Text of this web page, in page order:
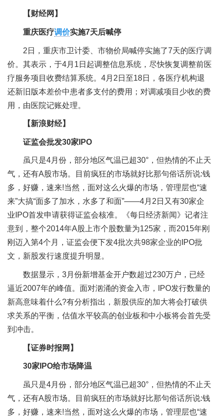
【财经网】
重庆医疗调价实施7天后喊停
2日，重庆市卫计委、市物价局喊停实施了7天的医疗调
价。其表示，于4月1日起调整信息系统，尽快恢复调整前医
疗服务项目收费结算系统。4月2日至18日，各医疗机构退
还新旧版本差价中患者多支付的费用；对调减项目少收的费
用，由医院记账处理。
【新浪财经】
证监会批发30家IPO
虽只是4月份，部分地区气温已超30°，但热情的不止天
气，还有A股市场。目前疯狂的市场就好比那句俗话所说:钱
多，好赚，速来!当然，面对这么火爆的市场，管理层也“速
来”大搞“面多了加水，水多了和面”——4月2日又有30家企
业IPO首发申请获得证监会核准。《每日经济新闻》记者注
意到，整个2014年A股上市个股数量为125家，而2015年刚
刚迈入第4个月，证监会便下发4批次共98家企业的IPO批
文，新股发行速度提升明显。
数据显示，3月份新增基金开户数超过230万户，已经
逼近2007年的峰值。面对汹涌的资金入市，IPO发行数量的
新高意味着什么?有分析指出，新股供应的加大将会打破供
求关系的平衡，估值水平较高的创业板和中小板将会首先受
到冲击。
【证券时报网】
30家IPO给市场降温
虽只是4月份，部分地区气温已超30°，但热情的不止天
气，还有A股市场。目前疯狂的市场就好比那句俗话所说:钱
多，好赚，速来!当然，面对这么火爆的市场，管理层也“速